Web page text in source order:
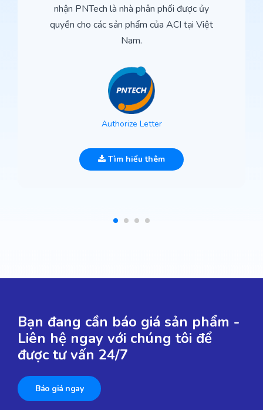
nhận PNTech là nhà phân phối được ủy
quyền cho các sản phẩm của ACI tại Việt
Nam.
Authorize Letter
Tìm hiểu thêm
Bạn đang cần báo giá sản phẩm -
Liên hệ ngay với chúng tôi để
được tư vấn 24/7
Báo giá ngay